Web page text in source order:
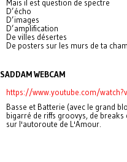
Mais il est question de spectre
D’écho
D’images
D’amplification
De villes désertes
De posters sur les murs de ta
SADDAM WEBCAM
https://www.youtube.com/
Basse et Batterie (avec le grand
bigarré de riffs groovys, de
sur l'autoroute de L'Amour.